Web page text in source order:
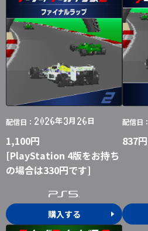
配信日： 2026年3月 26日
1,100円
[PlayStation 4版をお持ち
の場合は330円です]
購入する
配信日：
837円